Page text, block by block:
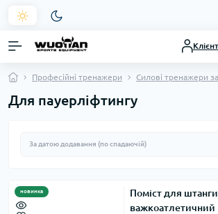
Професійні тренажери Силові тренажери
Для пауерліфтингу
новинка
Поміст для штанги
важкоатлетичний